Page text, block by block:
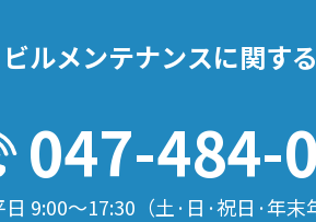
ビルメンテナンスに関す
047-484-
日 9:00～17:30 （土·日·祝日·年末